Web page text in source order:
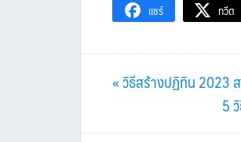
แชร์ ทวีต
Previous
« วิธีสร้างปฏิทิน 2023
5